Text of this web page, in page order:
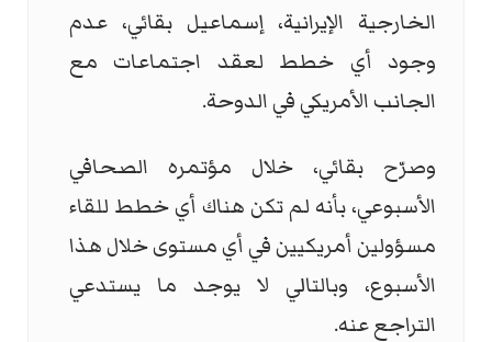
الخارجية الإيرانية، إسماعيل بقائي، عدم
وجود أي خطط لعقد اجتماعات مع
الجانب الأمريكي في الدوحة.
وصرّح بقائي، خلال مؤتمره الصحافي
الأسبوعي، بأنه لم تكن هناك أي خطط للقاء
مسؤولين أمريكيين في أي مستوى خلال هذا
الأسبوع، وبالتالي لا يوجد ما يستدعي
التراجع عنه.